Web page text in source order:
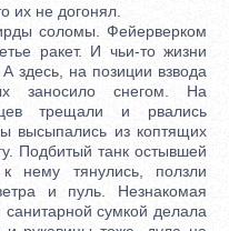
их не догонял.
соломы. Фейерверком
ракет. И чьи-то жизни
здесь, на позиции взвода
заносило снегом. На
трещали и рвались
высыпались из коптящих
Подбитый танк остывшей
нему тянулись, ползли
и пуль. Незнакомая
сумкой делала